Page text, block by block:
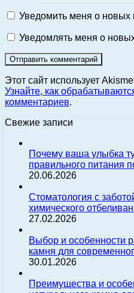
Уведомить меня о новых
Уведомлять меня о
Этот сайт использует
Узнайте, как
комментариев.
Свежие записи
Почему ваша улыбка
правильного питания
20.06.2026
Стоматология с
химического
27.02.2026
Выбор и особенности
камня для
30.01.2026
Преимущества и